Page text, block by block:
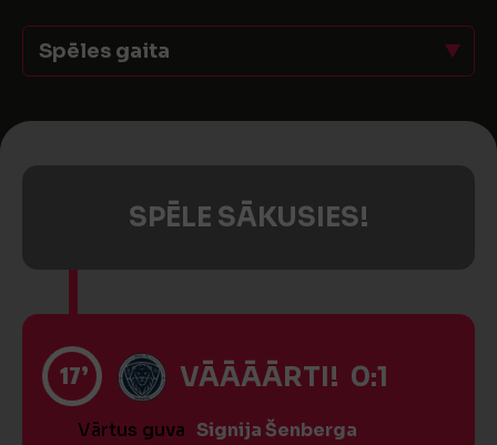
Spēles gaita
SPĒLE SĀKUSIES!
17’ VĀĀĀĀRTI! 0:1
Vārtus guva Signija Šenberga